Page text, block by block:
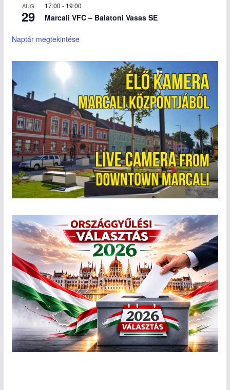
AUG
29
17:00 - 19:00
Marcali VFC – Balatoni Vasas SE
Naptár megtekintése